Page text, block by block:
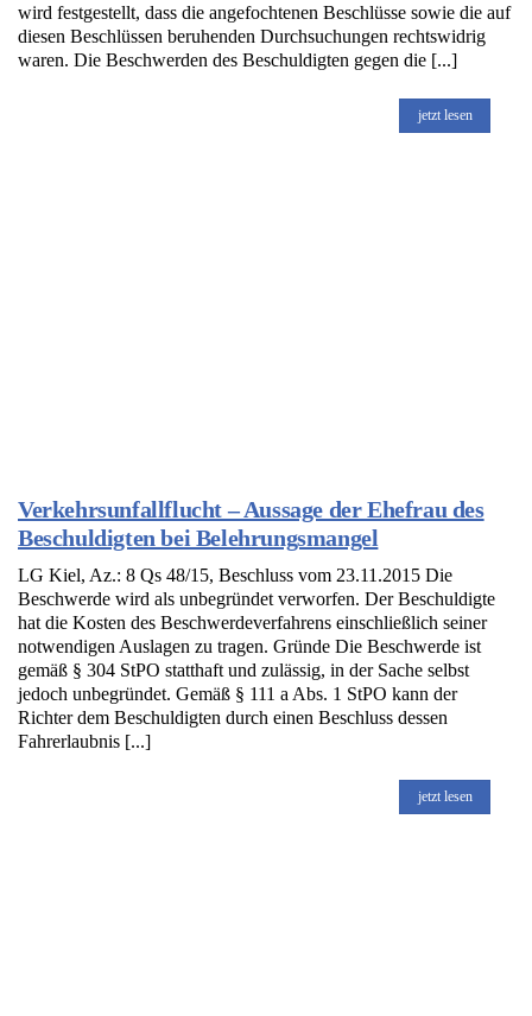
wird festgestellt, dass die angefochtenen Beschlüsse sowie die auf
diesen Beschlüssen beruhenden Durchsuchungen rechtswidrig
waren. Die Beschwerden des Beschuldigten gegen die [...]
jetzt lesen
Verkehrsunfallflucht – Aussage der Ehefrau des
Beschuldigten bei Belehrungsmangel
LG Kiel, Az.: 8 Qs 48/15, Beschluss vom 23.11.2015 Die
Beschwerde wird als unbegründet verworfen. Der Beschuldigte
hat die Kosten des Beschwerdeverfahrens einschließlich seiner
notwendigen Auslagen zu tragen. Gründe Die Beschwerde ist
gemäß § 304 StPO statthaft und zulässig, in der Sache selbst
jedoch unbegründet. Gemäß § 111 a Abs. 1 StPO kann der
Richter dem Beschuldigten durch einen Beschluss dessen
Fahrerlaubnis [...]
jetzt lesen